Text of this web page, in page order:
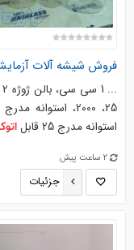
فروش شیشه آلات
25، 2000، استوانه مدرج 5 قابل
استوانه مدرج 25 قابل
2 ساعت پیش
جزئیات